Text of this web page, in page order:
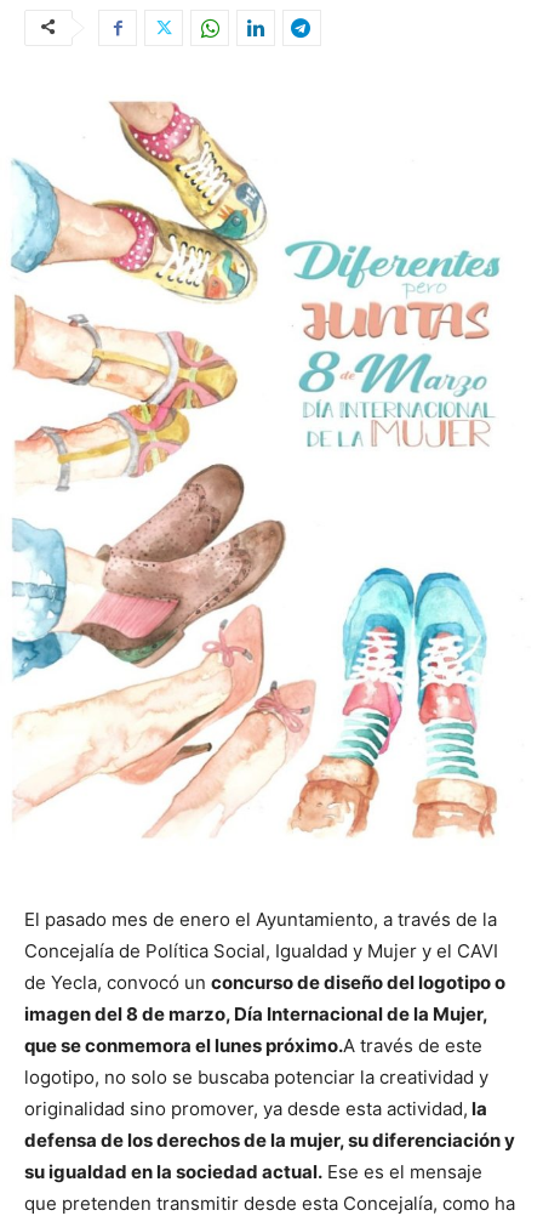
El pasado mes de enero el Ayuntamiento, a través de la
Concejalía de Política Social, Igualdad y Mujer y el CAVI
de Yecla, convocó un concurso de diseño del logotipo o
imagen del 8 de marzo, Día Internacional de la Mujer,
que se conmemora el lunes próximo.A través de este
logotipo, no solo se buscaba potenciar la creatividad y
originalidad sino promover, ya desde esta actividad, la
defensa de los derechos de la mujer, su diferenciación y
su igualdad en la sociedad actual. Ese es el mensaje
que pretenden transmitir desde esta Concejalía, como ha